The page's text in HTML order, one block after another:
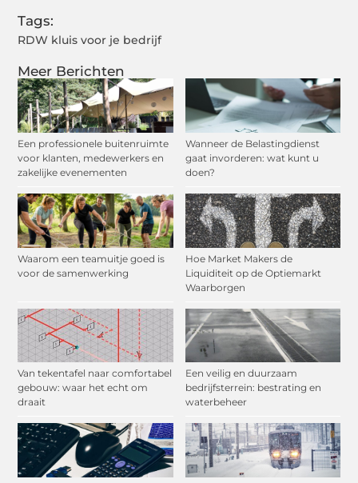
Meer Berichten
Een professionele buitenruimte
voor klanten, medewerkers en
zakelijke evenementen
Wanneer de Belastingdienst
gaat invorderen: wat kunt u
doen?
Waarom een teamuitje goed is
voor de samenwerking
Hoe Market Makers de
Liquiditeit op de Optiemarkt
Waarborgen
Van tekentafel naar comfortabel
gebouw: waar het echt om
draait
Een veilig en duurzaam
bedrijfsterrein: bestrating en
waterbeheer
Tags:
RDW kluis voor je bedrijf